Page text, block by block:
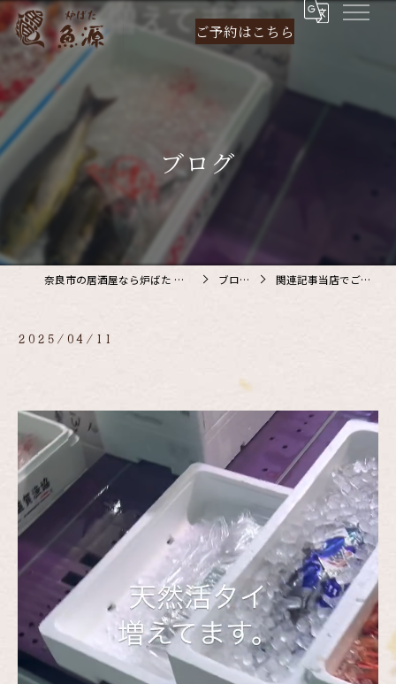
ご予約はこちら
ブログ
奈良市の居酒屋なら炉ばた 魚源 ブログ 関連記事当店でご利…
2025/04/11